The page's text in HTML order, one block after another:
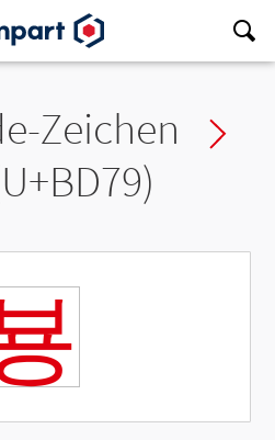
Zeichen